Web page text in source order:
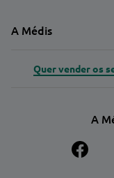
A Médis
Quer vender os
A